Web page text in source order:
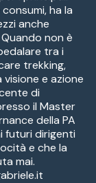
ha la
anche
non è
tra i
trekking,
e azione
di
il Master
della PA
futuri dirigenti
e che la
mai.